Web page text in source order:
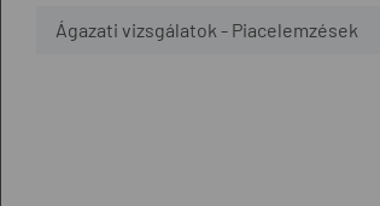
Ágazati vizsgálatok - Piacelemzések